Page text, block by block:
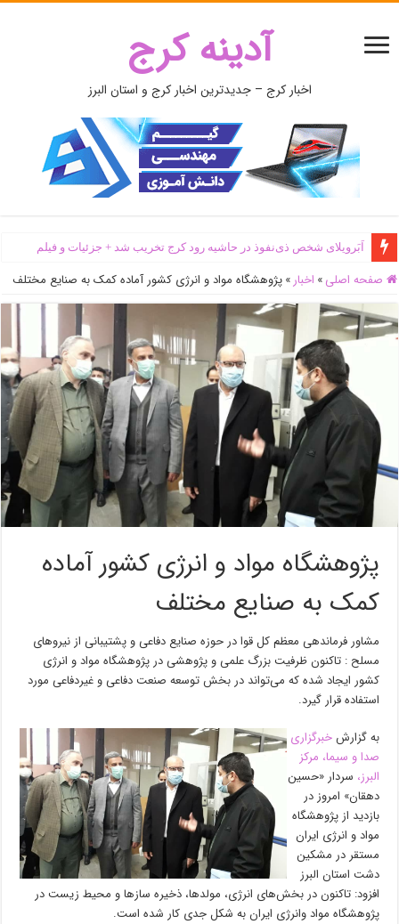
آدینه کرج
اخبار کرج – جدیدترین اخبار کرج و استان البرز
اَبَر‌ویلای شخص ذی‌نفوذ در حاشیه‌ رود کرج تخریب شد + جزئیات و فیلم
صفحه اصلی » اخبار » پژوهشگاه مواد و انرژی کشور آماده کمک به صنایع مختلف
پژوهشگاه مواد و انرژی کشور آماده
کمک به صنایع مختلف
مشاور فرماندهی معظم کل قوا در حوزه صنایع دفاعی و پشتیبانی از نیرو‌های
مسلح : تاکنون ظرفیت بزرگ علمی و پژوهشی در پژوهشگاه مواد و انرژی
کشور ایجاد شده که می‌تواند در بخش توسعه صنعت دفاعی و غیردفاعی مورد
استفاده قرار گیرد.
به گزارشخبرگزاری
صدا و سیما، مرکز
البرز، سردار «حسین
دهقان» امروز در
بازدید از پژوهشگاه
مواد و انرژی ایران
مستقر در مشکین
دشت استان البرز
افزود: تاکنون در بخش‌های انرژی، مولد‌ها، ذخیره ساز‌ها و محیط زیست در
پژوهشگاه مواد وانرژی ایران به شکل جدی کار شده است.